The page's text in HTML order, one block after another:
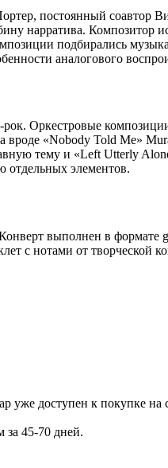
постоянный соавтор
нарратива. Композитор
подбирались
аналогового
Оркестровые
«Nobody Told Me»
тему и «Left Utterly
отдельных элементов.
выполнен в формате
с нотами от творческой
уже доступен к покупке на
за 45-70 дней.